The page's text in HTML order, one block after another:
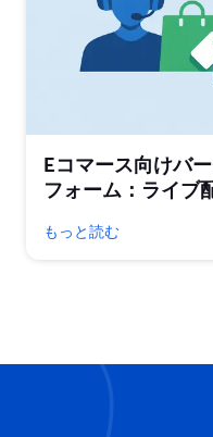
Eコマース向けバ
フォーム：ライブ
もっと読む